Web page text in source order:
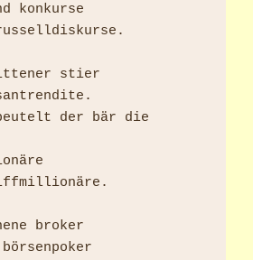
konkurse
stier
der bär die
broker